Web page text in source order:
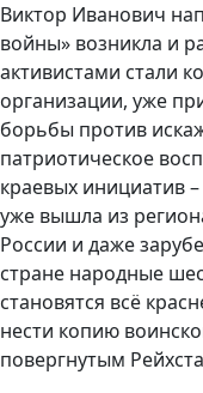
Виктор Иванович
войны» возникла и
активистами стали
организации, уже
борьбы против
патриотическое
краевых инициатив
уже вышла из
России и даже
стране народные
становятся всё
нести копию
повергнутым